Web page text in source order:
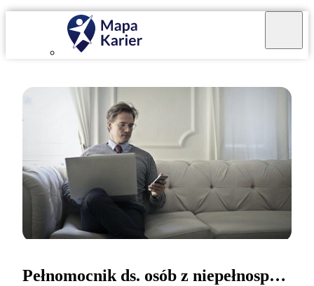
Pełnomocnik ds. osób z niepełnosprawnościami